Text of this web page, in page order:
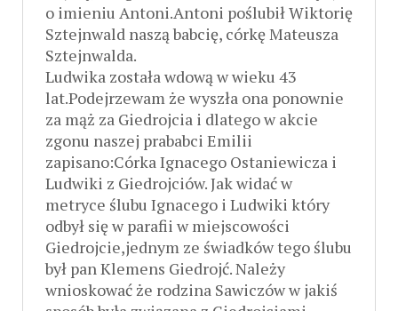
o imieniu Antoni.Antoni poślubił Wiktorię
Sztejnwald naszą babcię, córkę Mateusza
Sztejnwalda.
Ludwika została wdową w wieku 43
lat.Podejrzewam że wyszła ona ponownie
za mąż za Giedrojcia i dlatego w akcie
zgonu naszej prababci Emilii
zapisano:Córka Ignacego Ostaniewicza i
Ludwiki z Giedrojciów. Jak widać w
metryce ślubu Ignacego i Ludwiki który
odbył się w parafii w miejscowości
Giedrojcie,jednym ze świadków tego ślubu
był pan Klemens Giedrojć. Należy
wnioskować że rodzina Sawiczów w jakiś